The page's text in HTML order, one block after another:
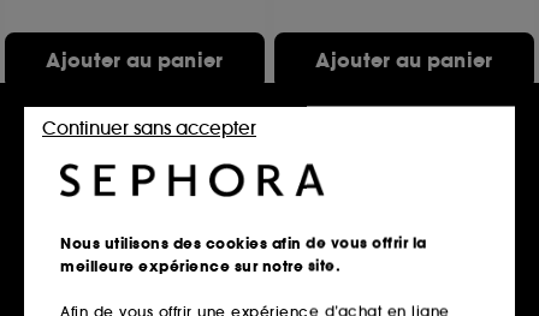
Ajouter au panier Ajouter au panier
Nous utilisons des cookies afin de vous offrir la
meilleure expérience sur notre site.
Afin de vous offrir une expérience d’achat en ligne
Continuer sans accepter